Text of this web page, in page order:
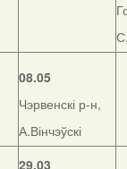
08.05
Чэрвенскі р-н,
А.Вінчэўскі
29.03